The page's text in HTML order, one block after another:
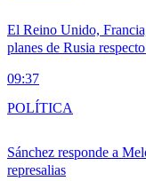
El Reino Unido,
planes de Rusia
09:37
Sánchez responde a
represalias
POLÍTICA